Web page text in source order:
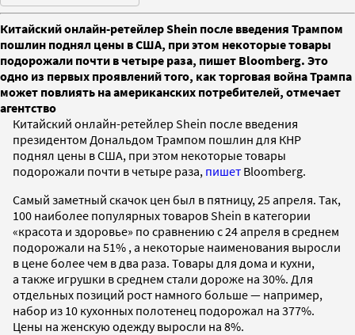
Китайский онлайн-ретейлер Shein после введения Трампом
пошлин поднял цены в США, при этом некоторые товары
подорожали почти в четыре раза, пишет Bloomberg. Это
одно из первых проявлений того, как торговая война Трампа
может повлиять на американских потребителей, отмечает
агентство
Китайский онлайн-ретейлер Shein после введения
президентом Дональдом Трампом пошлин для КНР
поднял цены в США, при этом некоторые товары
подорожали почти в четыре раза, пишет Bloomberg.
Самый заметный скачок цен был в пятницу, 25 апреля. Так,
100 наиболее популярных товаров Shein в категории
«красота и здоровье» по сравнению с 24 апреля в среднем
подорожали на 51% , а некоторые наименования выросли
в цене более чем в два раза. Товары для дома и кухни,
а также игрушки в среднем стали дороже на 30%. Для
отдельных позиций рост намного больше — например,
набор из 10 кухонных полотенец подорожал на 377%.
Цены на женскую одежду выросли на 8%.